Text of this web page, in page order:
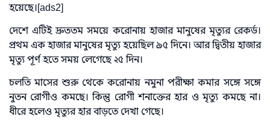
হয়েছে।[ads2]
দেশে এটিই দ্রুততম সময়ে করোনায় হাজার মানুষের মৃত্যুর রেকর্ড।
প্রথম এক হাজার মানুষের মৃত্যু হয়েছিল ৯৫ দিনে। আর দ্বিতীয় হাজার
মৃত্যু পূর্ণ হতে সময় লেগেছে ২৫ দিন।
চলতি মাসের শুরু থেকে করোনায় নমুনা পরীক্ষা কমার সঙ্গে সঙ্গে
নুতন রোগীও কমছে। কিন্তু রোগী শনাক্তের হার ও মৃত্যু কমছে না।
ধীরে হলেও মৃত্যুর হার বাড়তে দেখা গেছে।